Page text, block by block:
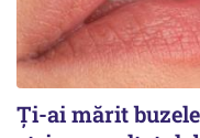
Ți-ai mărit